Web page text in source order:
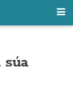
súa